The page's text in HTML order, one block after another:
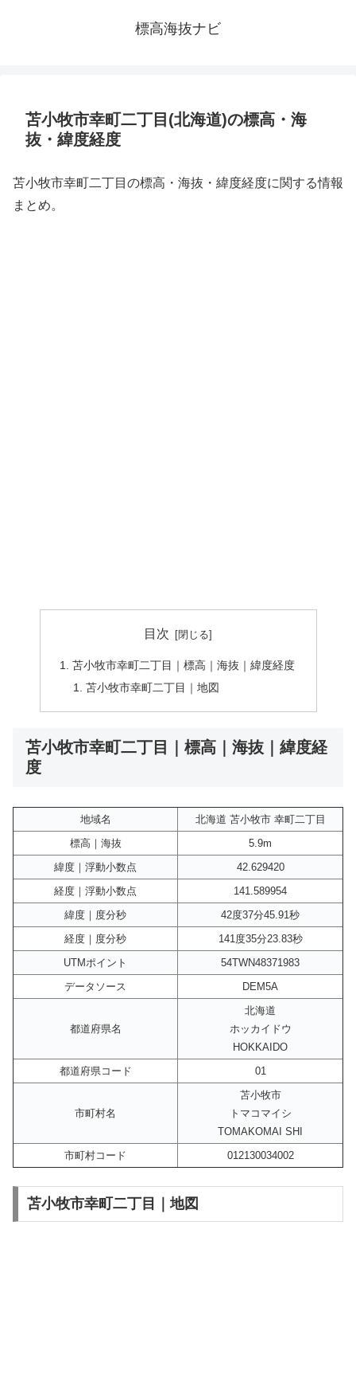
標高海抜ナビ
苫小牧市幸町二丁目(北海道)の標高・海
抜・緯度経度
苫小牧市幸町二丁目の標高・海抜・緯度経度に関する情報
まとめ。
目次
苫小牧市幸町二丁目｜標高｜海抜｜緯度経度
苫小牧市幸町二丁目｜地図
苫小牧市幸町二丁目｜標高｜海抜｜緯度経
度
地域名
北海道 苫小牧市 幸町二丁目
標高｜海抜
5.9m
緯度｜浮動小数点
42.629420
経度｜浮動小数点
141.589954
緯度｜度分秒
42度37分45.91秒
経度｜度分秒
141度35分23.83秒
UTMポイント
54TWN48371983
データソース
DEM5A
都道府県名
北海道
ホッカイドウ
HOKKAIDO
都道府県コード
01
市町村名
苫小牧市
トマコマイシ
TOMAKOMAI SHI
市町村コード
012130034002
苫小牧市幸町二丁目｜地図